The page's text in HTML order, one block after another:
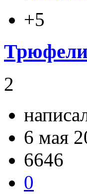
+5
2
6 мая
6646
0